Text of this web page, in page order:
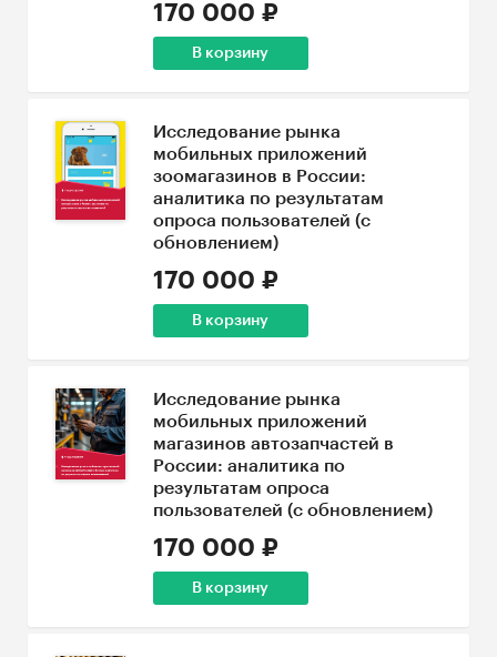
170 000 ₽
В корзину
Исследование рынка
мобильных приложений
зоомагазинов в России:
аналитика по результатам
опроса пользователей (с
обновлением)
170 000 ₽
В корзину
Исследование рынка
мобильных приложений
магазинов автозапчастей в
России: аналитика по
результатам опроса
пользователей (с обновлением)
170 000 ₽
В корзину